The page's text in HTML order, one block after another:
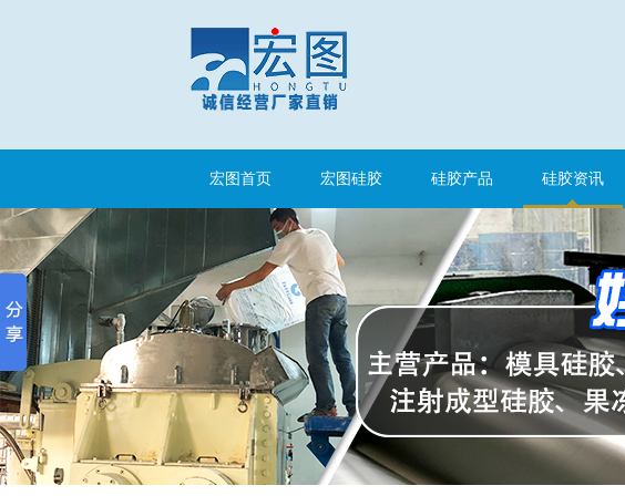
宏图首页 宏图硅胶 硅胶产品 硅胶资讯
高效过滤器液槽胶